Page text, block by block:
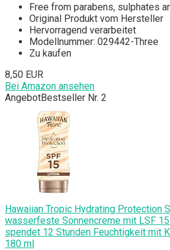
Free from parabens, sulphates
Original Produkt vom Hersteller
Hervorragend verarbeitet
Modellnummer: 029442-Three
Zu kaufen
8,50 EUR
Bei Amazon ansehen
AngebotBestseller Nr. 2
Hawaiian Tropic Hydrating Protection
wasserfeste Sonnencreme mit LSF 15
spendet 12 Stunden Feuchtigkeit mit
180 ml